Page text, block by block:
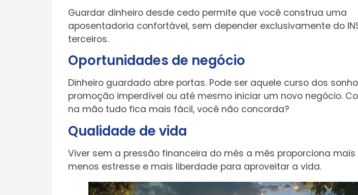
Guardar dinheiro desde cedo permite que você construa uma
aposentadoria confortável, sem depender exclusivamente do
terceiros.
Oportunidades de negócio
Dinheiro guardado abre portas. Pode ser aquele curso dos
promoção imperdível ou até mesmo iniciar um novo negócio.
na mão tudo fica mais fácil, você não concorda?
Qualidade de vida
Viver sem a pressão financeira do mês a mês proporciona mais
menos estresse e mais liberdade para aproveitar a vida.